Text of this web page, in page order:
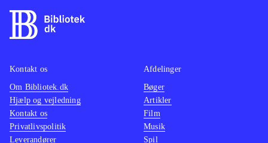
Kontakt os
Om Bibliotek.dk
Hjælp og vejledning
Kontakt os
Privatlivspolitik
Leverandører
Afdelinger
Bøger
Artikler
Film
Musik
Spil